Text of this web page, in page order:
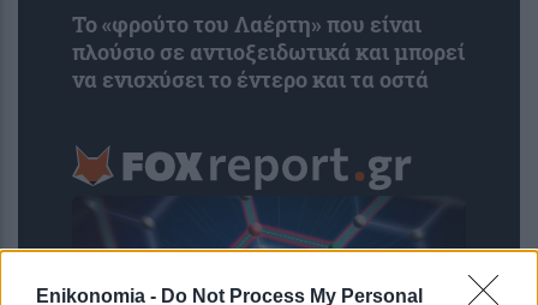
Enikonomia - Do Not Process My Personal
Το «φρούτο του Λαέρτη» που είναι
πλούσιο σε αντιοξειδωτικά και μπορεί
να ενισχύσει το έντερο και τα οστά